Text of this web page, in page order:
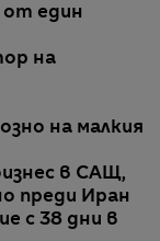
от един
на
на малкия
в САЩ,
преди Иран
с 38 дни в